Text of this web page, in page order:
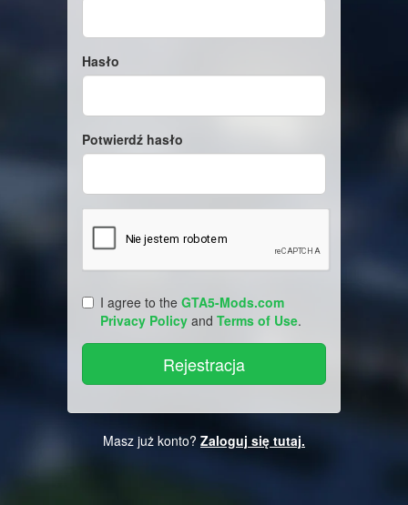
Hasło
Potwierdź hasło
I agree to the GTA5-Mods.com
Privacy Policy and Terms of Use.
Masz już konto? Zaloguj się tutaj.